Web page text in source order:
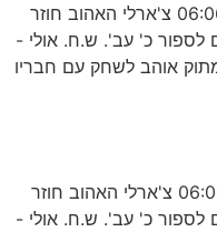
צ'ארלי והמספרים - פרק 8 06:00 - 06:06 צ'ארלי האהוב חוזר
לספור כ' עב'. ש.ח. אולי -
הקופיף המתוק אוהב לשחק עם חבריו
צ'ארלי והמספרים - פרק 7 06:00 - 06:06 צ'ארלי האהוב חוזר
לספור כ' עב'. ש.ח. אולי -